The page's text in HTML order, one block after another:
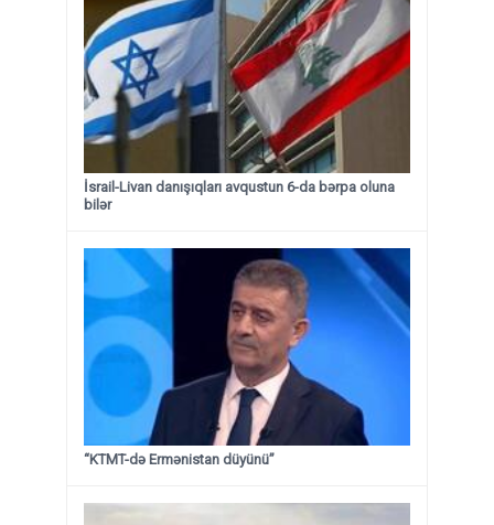
İsrail-Livan danışıqları avqustun 6-da bərpa oluna
bilər
“KTMT-də Ermənistan düyünü”